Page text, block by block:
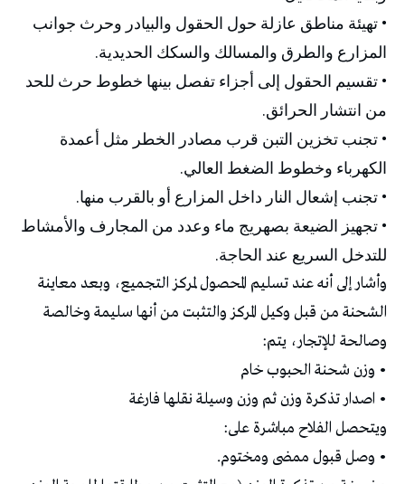
• تهيئة مناطق عازلة حول الحقول والبيادر وحرث جوانب
المزارع والطرق والمسالك والسكك الحديدية.
• تقسيم الحقول إلى أجزاء تفصل بينها خطوط حرث للحد
من انتشار الحرائق.
• تجنب تخزين التبن قرب مصادر الخطر مثل أعمدة
الكهرباء وخطوط الضغط العالي.
• تجنب إشعال النار داخل المزارع أو بالقرب منها.
• تجهيز الضيعة بصهريج ماء وعدد من المجارف والأمشاط
للتدخل السريع عند الحاجة.
وأشار إلى أنه عند تسليم المحصول لمركز التجميع، وبعد معاينة
الشحنة من قبل وكيل المركز والتثبت من أنها سليمة وخالصة
وصالحة للإتجار، يتم:
• وزن شحنة الحبوب خام
• اصدار تذكرة وزن ثم وزن وسيلة نقلها فارغة
ويتحصل الفلاح مباشرة على:
• وصل قبول ممضى ومختوم.